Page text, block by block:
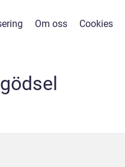
Om oss Cookies